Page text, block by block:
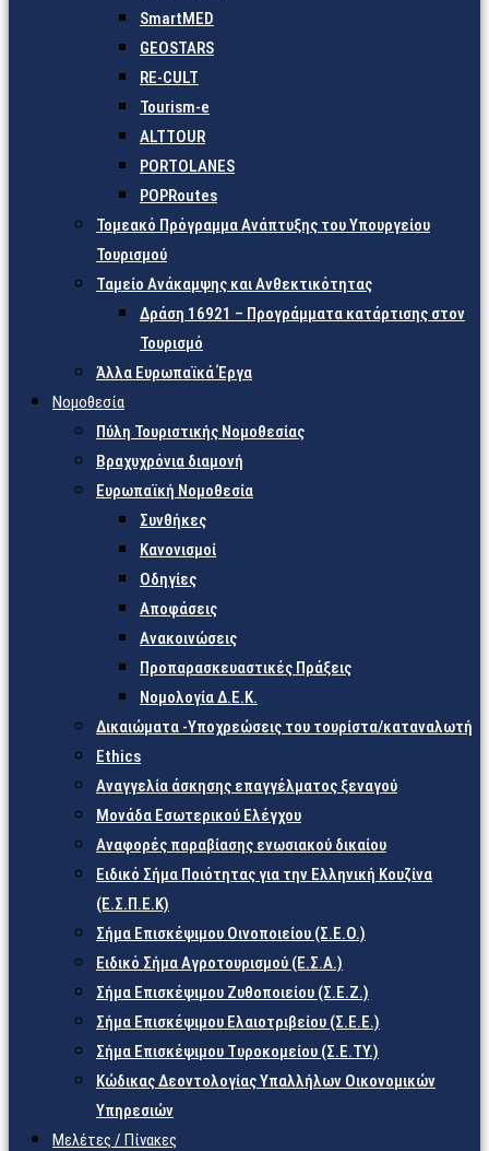
SmartMED
GEOSTARS
RE-CULT
Tourism-e
ALTTOUR
PORTOLANES
POPRoutes
Τομεακό Πρόγραμμα Ανάπτυξης του Υπουργείου
Τουρισμού
Ταμείο Ανάκαμψης και Ανθεκτικότητας
Δράση 16921 – Προγράμματα κατάρτισης στον
Τουρισμό
Άλλα Ευρωπαϊκά Έργα
Νομοθεσία
Πύλη Τουριστικής Νομοθεσίας
Βραχυχρόνια διαμονή
Ευρωπαϊκή Νομοθεσία
Συνθήκες
Κανονισμοί
Οδηγίες
Αποφάσεις
Ανακοινώσεις
Προπαρασκευαστικές Πράξεις
Νομολογία Δ.Ε.Κ.
Δικαιώματα -Υποχρεώσεις του τουρίστα/καταναλωτή
Ethics
Αναγγελία άσκησης επαγγέλματος ξεναγού
Μονάδα Εσωτερικού Ελέγχου
Αναφορές παραβίασης ενωσιακού δικαίου
Ειδικό Σήμα Ποιότητας για την Ελληνική Κουζίνα
(Ε.Σ.Π.Ε.Κ)
Σήμα Επισκέψιμου Οινοποιείου (Σ.Ε.Ο.)
Ειδικό Σήμα Αγροτουρισμού (Ε.Σ.Α.)
Σήμα Επισκέψιμου Ζυθοποιείου (Σ.Ε.Ζ.)
Σήμα Επισκέψιμου Ελαιοτριβείου (Σ.Ε.Ε.)
Σήμα Επισκέψιμου Τυροκομείου (Σ.Ε.TY.)
Κώδικας Δεοντολογίας Υπαλλήλων Οικονομικών
Υπηρεσιών
Μελέτες / Πίνακες